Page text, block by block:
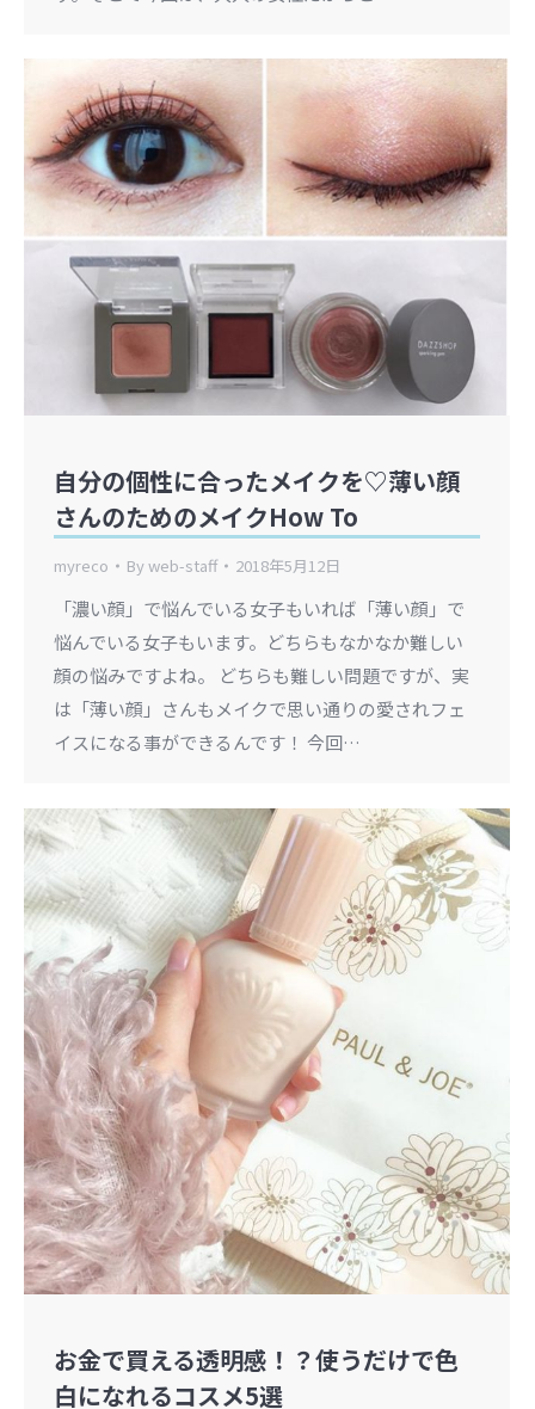
自分の個性に合ったメイクを♡薄い顔
さんのためのメイクHow To
myreco Byweb-staff 2018年5月12日
「濃い顔」で悩んでいる女子もいれば「薄い顔」で
悩んでいる女子もいます。どちらもなかなか難しい
顔の悩みですよね。 どちらも難しい問題ですが、実
は「薄い顔」さんもメイクで思い通りの愛されフェ
イスになる事ができるんです！ 今回…
お金で買える透明感！？使うだけで色
白になれるコスメ5選